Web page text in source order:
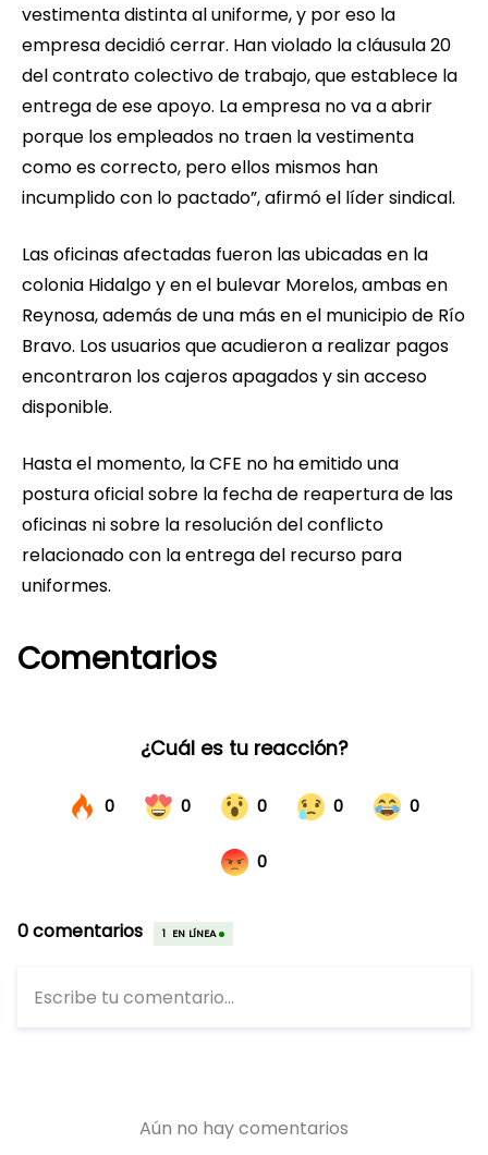
vestimenta distinta al uniforme, y por eso la
empresa decidió cerrar. Han violado la cláusula 20
del contrato colectivo de trabajo, que establece la
entrega de ese apoyo. La empresa no va a abrir
porque los empleados no traen la vestimenta
como es correcto, pero ellos mismos han
incumplido con lo pactado”, afirmó el líder sindical.
Las oficinas afectadas fueron las ubicadas en la
colonia Hidalgo y en el bulevar Morelos, ambas en
Reynosa, además de una más en el municipio de Río
Bravo. Los usuarios que acudieron a realizar pagos
encontraron los cajeros apagados y sin acceso
disponible.
Hasta el momento, la CFE no ha emitido una
postura oficial sobre la fecha de reapertura de las
oficinas ni sobre la resolución del conflicto
relacionado con la entrega del recurso para
uniformes.
Comentarios